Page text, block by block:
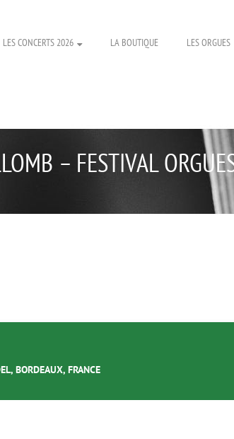
LES CONCERTS 2026 LA BOUTIQUE LES ORGUES
– FESTIVAL
BORDEAUX, FRANCE